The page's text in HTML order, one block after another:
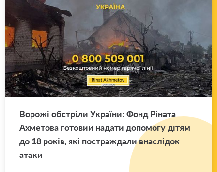
Во­ро­жі об­стрі­ли Укра­ї­ни: Фонд Рі­на­та
Ахме­то­ва го­то­вий на­да­ти до­по­мо­гу дітям
до 18 років, які по­стра­жда­ли вна­слі­док
атаки